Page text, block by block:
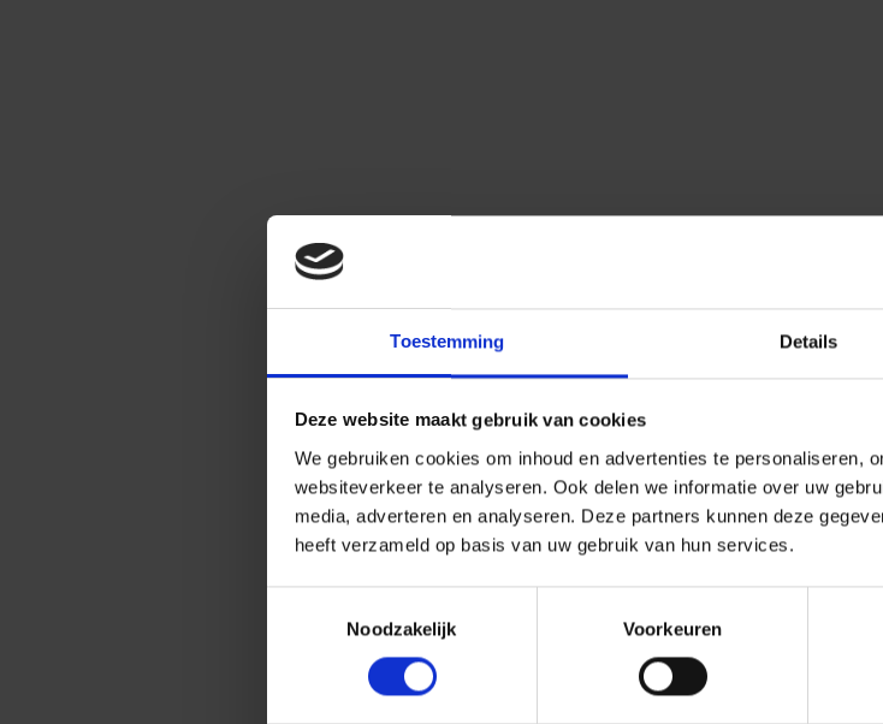
Toestemming Details
Deze website maakt gebruik van cookies
We gebruiken cookies om inhoud en advertenties te personaliseren,
websiteverkeer te analyseren. Ook delen we informatie over uw
media, adverteren en analyseren. Deze partners kunnen deze
heeft verzameld op basis van uw gebruik van hun services.
Noodzakelijk
Voorkeuren